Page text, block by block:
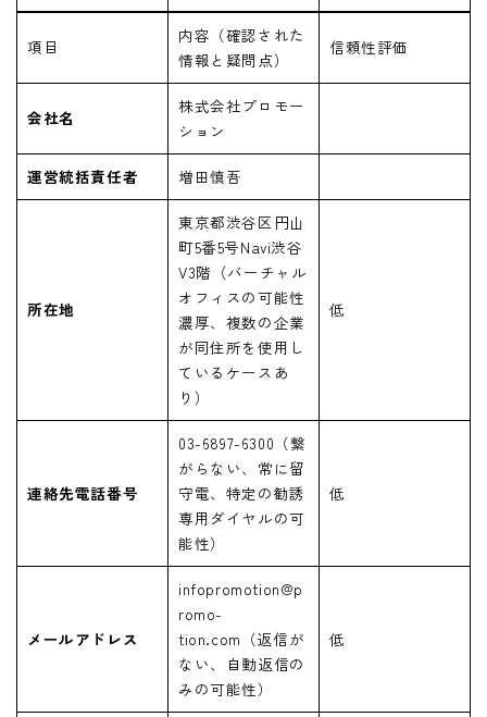
項目
内容（確認された
情報と疑問点）
信頼性評価
会社名
株式会社プロモー
ション
運営統括責任者 増田慎吾
所在地
東京都渋谷区円山
町5番5号Navi渋谷
V3階（バーチャル
オフィスの可能性
濃厚、複数の企業
が同住所を使用し
ているケースあ
り）
低
連絡先電話番号
03-6897-6300（繋
がらない、常に留
守電、特定の勧誘
専用ダイヤルの可
能性）
低
メールアドレス
infopromotion@p
romo-
tion.com（返信が
ない、自動返信の
みの可能性）
低